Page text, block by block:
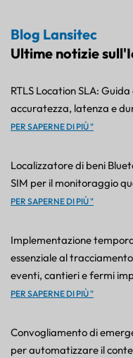
Blog Lansitec
Ultime notizie
RTLS Location SLA:
accuratezza, latenza e
PER SAPERNE DI PIÙ "
Localizzatore di beni
SIM per il monitoraggio
PER SAPERNE DI PIÙ "
Implementazione
essenziale al
eventi, cantieri e fermi
PER SAPERNE DI PIÙ "
Convogliamento di
per automatizzare il